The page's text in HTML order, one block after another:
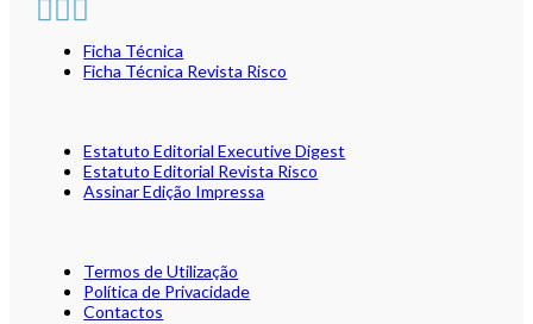
Ficha Técnica
Ficha Técnica Revista Risco
Estatuto Editorial Executive Digest
Estatuto Editorial Revista Risco
Assinar Edição Impressa
Termos de Utilização
Política de Privacidade
Contactos